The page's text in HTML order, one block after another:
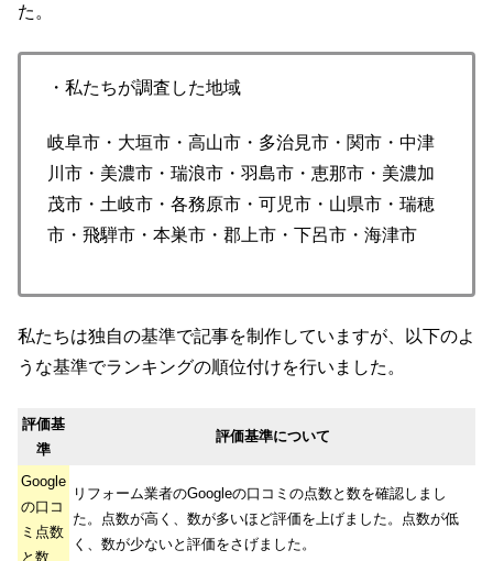
た。
・私たちが調査した地域
岐阜市・大垣市・高山市・多治見市・関市・中津
川市・美濃市・瑞浪市・羽島市・恵那市・美濃加
茂市・土岐市・各務原市・可児市・山県市・瑞穂
市・飛騨市・本巣市・郡上市・下呂市・海津市
私たちは独自の基準で記事を制作していますが、以下のよ
うな基準でランキングの順位付けを行いました。
評価基
準
評価基準について
Google
の口コ
ミ点数
と数
リフォーム業者のGoogleの口コミの点数と数を確認しまし
た。点数が高く、数が多いほど評価を上げました。点数が低
く、数が少ないと評価をさげました。